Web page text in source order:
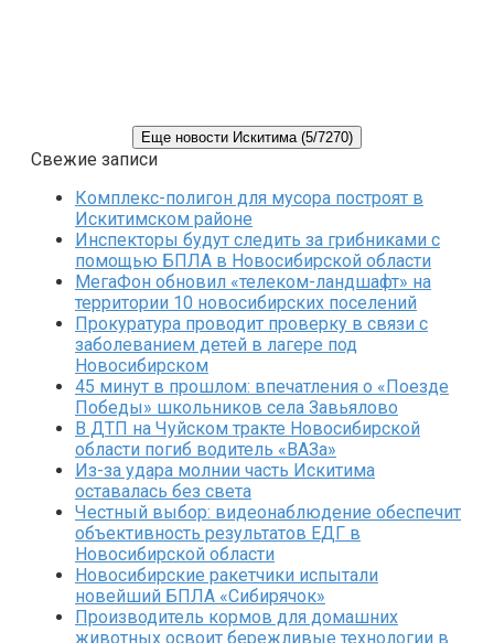
Еще новости Искитима (5/7270)
Свежие записи
Комплекс-полигон для мусора построят в
Искитимском районе
Инспекторы будут следить за грибниками с
помощью БПЛА в Новосибирской области
МегаФон обновил «телеком-ландшафт» на
территории 10 новосибирских поселений
Прокуратура проводит проверку в связи с
заболеванием детей в лагере под
Новосибирском
45 минут в прошлом: впечатления о «Поезде
Победы» школьников села Завьялово
В ДТП на Чуйском тракте Новосибирской
области погиб водитель «ВАЗа»
Из-за удара молнии часть Искитима
оставалась без света
Честный выбор: видеонаблюдение обеспечит
объективность результатов ЕДГ в
Новосибирской области
Новосибирские ракетчики испытали
новейший БПЛА «Сибирячок»
Производитель кормов для домашних
животных освоит бережливые технологии в